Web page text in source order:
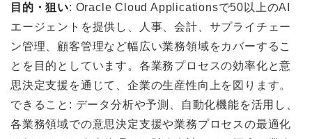
目的・狙い: Oracle Cloud Applicationsで50以上のAI
エージェントを提供し、人事、会計、サプライチェー
ン管理、顧客管理など幅広い業務領域をカバーするこ
とを目的としています。各業務プロセスの効率化と意
思決定支援を通じて、企業の生産性向上を図ります。
できること: データ分析や予測、自動化機能を活用し、
各業務領域での意思決定支援や業務プロセスの最適化